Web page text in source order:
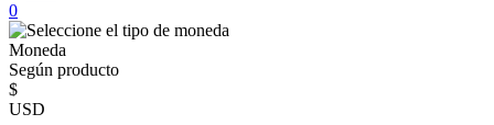
0
Moneda
Según producto
$
USD